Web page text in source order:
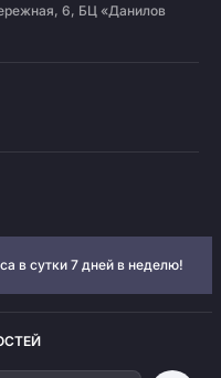
6, БЦ «Данилов
в сутки 7 дней в неделю!